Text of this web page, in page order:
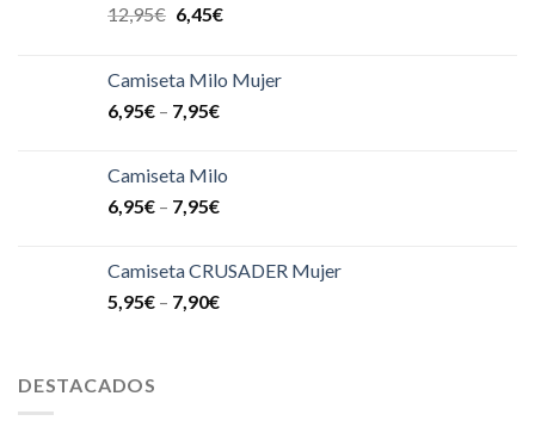
12,95€ 6,45€
Camiseta Milo Mujer
6,95€ – 7,95€
Camiseta Milo
6,95€ – 7,95€
Camiseta CRUSADER Mujer
5,95€ – 7,90€
DESTACADOS